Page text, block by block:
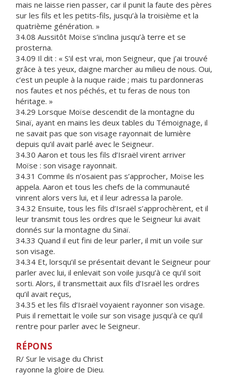
mais ne laisse rien passer, car il punit la faute des pères
sur les fils et les petits-fils, jusqu’à la troisième et la
quatrième génération. »
34.08 Aussitôt Moïse s’inclina jusqu’à terre et se
prosterna.
34.09 Il dit : « S’il est vrai, mon Seigneur, que j’ai trouvé
grâce à tes yeux, daigne marcher au milieu de nous. Oui,
c’est un peuple à la nuque raide ; mais tu pardonneras
nos fautes et nos péchés, et tu feras de nous ton
héritage. »
34.29 Lorsque Moïse descendit de la montagne du
Sinaï, ayant en mains les deux tables du Témoignage, il
ne savait pas que son visage rayonnait de lumière
depuis qu’il avait parlé avec le Seigneur.
34.30 Aaron et tous les fils d’Israël virent arriver
Moïse : son visage rayonnait.
34.31 Comme ils n’osaient pas s’approcher, Moïse les
appela. Aaron et tous les chefs de la communauté
vinrent alors vers lui, et il leur adressa la parole.
34.32 Ensuite, tous les fils d’Israël s’approchèrent, et il
leur transmit tous les ordres que le Seigneur lui avait
donnés sur la montagne du Sinaï.
34.33 Quand il eut fini de leur parler, il mit un voile sur
son visage.
34.34 Et, lorsqu’il se présentait devant le Seigneur pour
parler avec lui, il enlevait son voile jusqu’à ce qu’il soit
sorti. Alors, il transmettait aux fils d’Israël les ordres
qu’il avait reçus,
34.35 et les fils d’Israël voyaient rayonner son visage.
Puis il remettait le voile sur son visage jusqu’à ce qu’il
rentre pour parler avec le Seigneur.
RÉPONS
R/ Sur le visage du Christ
rayonne la gloire de Dieu.